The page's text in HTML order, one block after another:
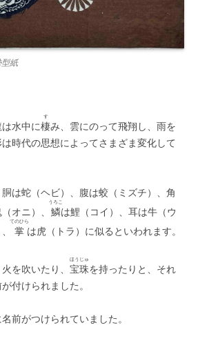
紙
水中に棲
す
み、雲にのって飛翔し、雨を
時代の思想によってさまざま変化して
は蛇（ヘビ）、腹は蛟（ミズチ）、角
オニ）、 鱗
うろこ
は鯉（コイ）、耳は牛（ウ
掌
てのひら
は虎（トラ）に似るといわれます。
を吹いたり、 宝珠
ほうじゅ
を持ったりと、それ
付けられました。
前がつけられていました。